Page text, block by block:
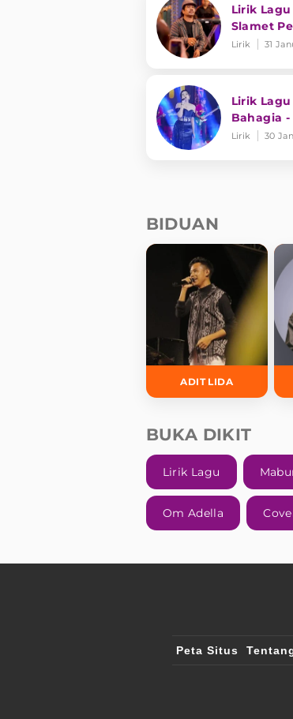
Lirik
Slamet
Lirik 31
Lirik
Bahagia -
Lirik 30
BIDUAN
ADIT LIDA
BUKA DIKIT
Lirik Lagu
Om Adella
Peta Situs